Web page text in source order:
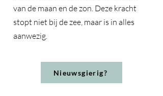
van de maan en de zon. Deze kracht
stopt niet bij de zee, maar is in alles
aanwezig.
Nieuwsgierig?